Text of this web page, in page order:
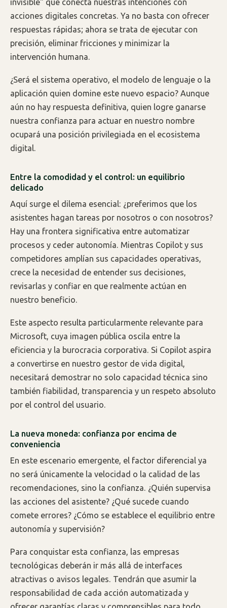
invisible" que conecta nuestras intenciones con
acciones digitales concretas. Ya no basta con ofrecer
respuestas rápidas; ahora se trata de ejecutar con
precisión, eliminar fricciones y minimizar la
intervención humana.
¿Será el sistema operativo, el modelo de lenguaje o la
aplicación quien domine este nuevo espacio? Aunque
aún no hay respuesta definitiva, quien logre ganarse
nuestra confianza para actuar en nuestro nombre
ocupará una posición privilegiada en el ecosistema
digital.
Entre la comodidad y el control: un equilibrio
delicado
Aquí surge el dilema esencial: ¿preferimos que los
asistentes hagan tareas por nosotros o con nosotros?
Hay una frontera significativa entre automatizar
procesos y ceder autonomía. Mientras Copilot y sus
competidores amplían sus capacidades operativas,
crece la necesidad de entender sus decisiones,
revisarlas y confiar en que realmente actúan en
nuestro beneficio.
Este aspecto resulta particularmente relevante para
Microsoft, cuya imagen pública oscila entre la
eficiencia y la burocracia corporativa. Si Copilot aspira
a convertirse en nuestro gestor de vida digital,
necesitará demostrar no solo capacidad técnica sino
también fiabilidad, transparencia y un respeto absoluto
por el control del usuario.
La nueva moneda: confianza por encima de
conveniencia
En este escenario emergente, el factor diferencial ya
no será únicamente la velocidad o la calidad de las
recomendaciones, sino la confianza. ¿Quién supervisa
las acciones del asistente? ¿Qué sucede cuando
comete errores? ¿Cómo se establece el equilibrio entre
autonomía y supervisión?
Para conquistar esta confianza, las empresas
tecnológicas deberán ir más allá de interfaces
atractivas o avisos legales. Tendrán que asumir la
responsabilidad de cada acción automatizada y